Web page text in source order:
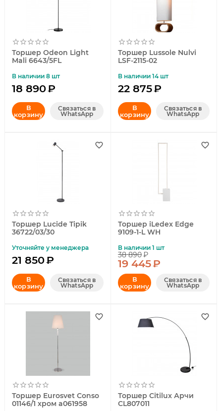
Торшер Odeon Light
Mali 6643/5FL
В наличии 8 шт
18 890₽
В
корзину
Связаться в
WhatsApp
Торшер Lussole Nulvi
LSF-2115-02
В наличии 14 шт
22 875₽
В
корзину
Связаться в
WhatsApp
Торшер Lucide Tipik
36722/03/30
Уточняйте у менеджера
21 850₽
В
корзину
Связаться в
WhatsApp
Торшер iLedex Edge
9109-1-L WH
В наличии 1 шт
38 890₽
19 445₽
В
корзину
Связаться в
WhatsApp
Торшер Eurosvet Conso
01146/1 хром a061958
Торшер Citilux Арчи
CL807011